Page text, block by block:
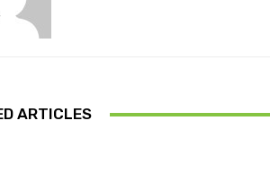
ARTICLES